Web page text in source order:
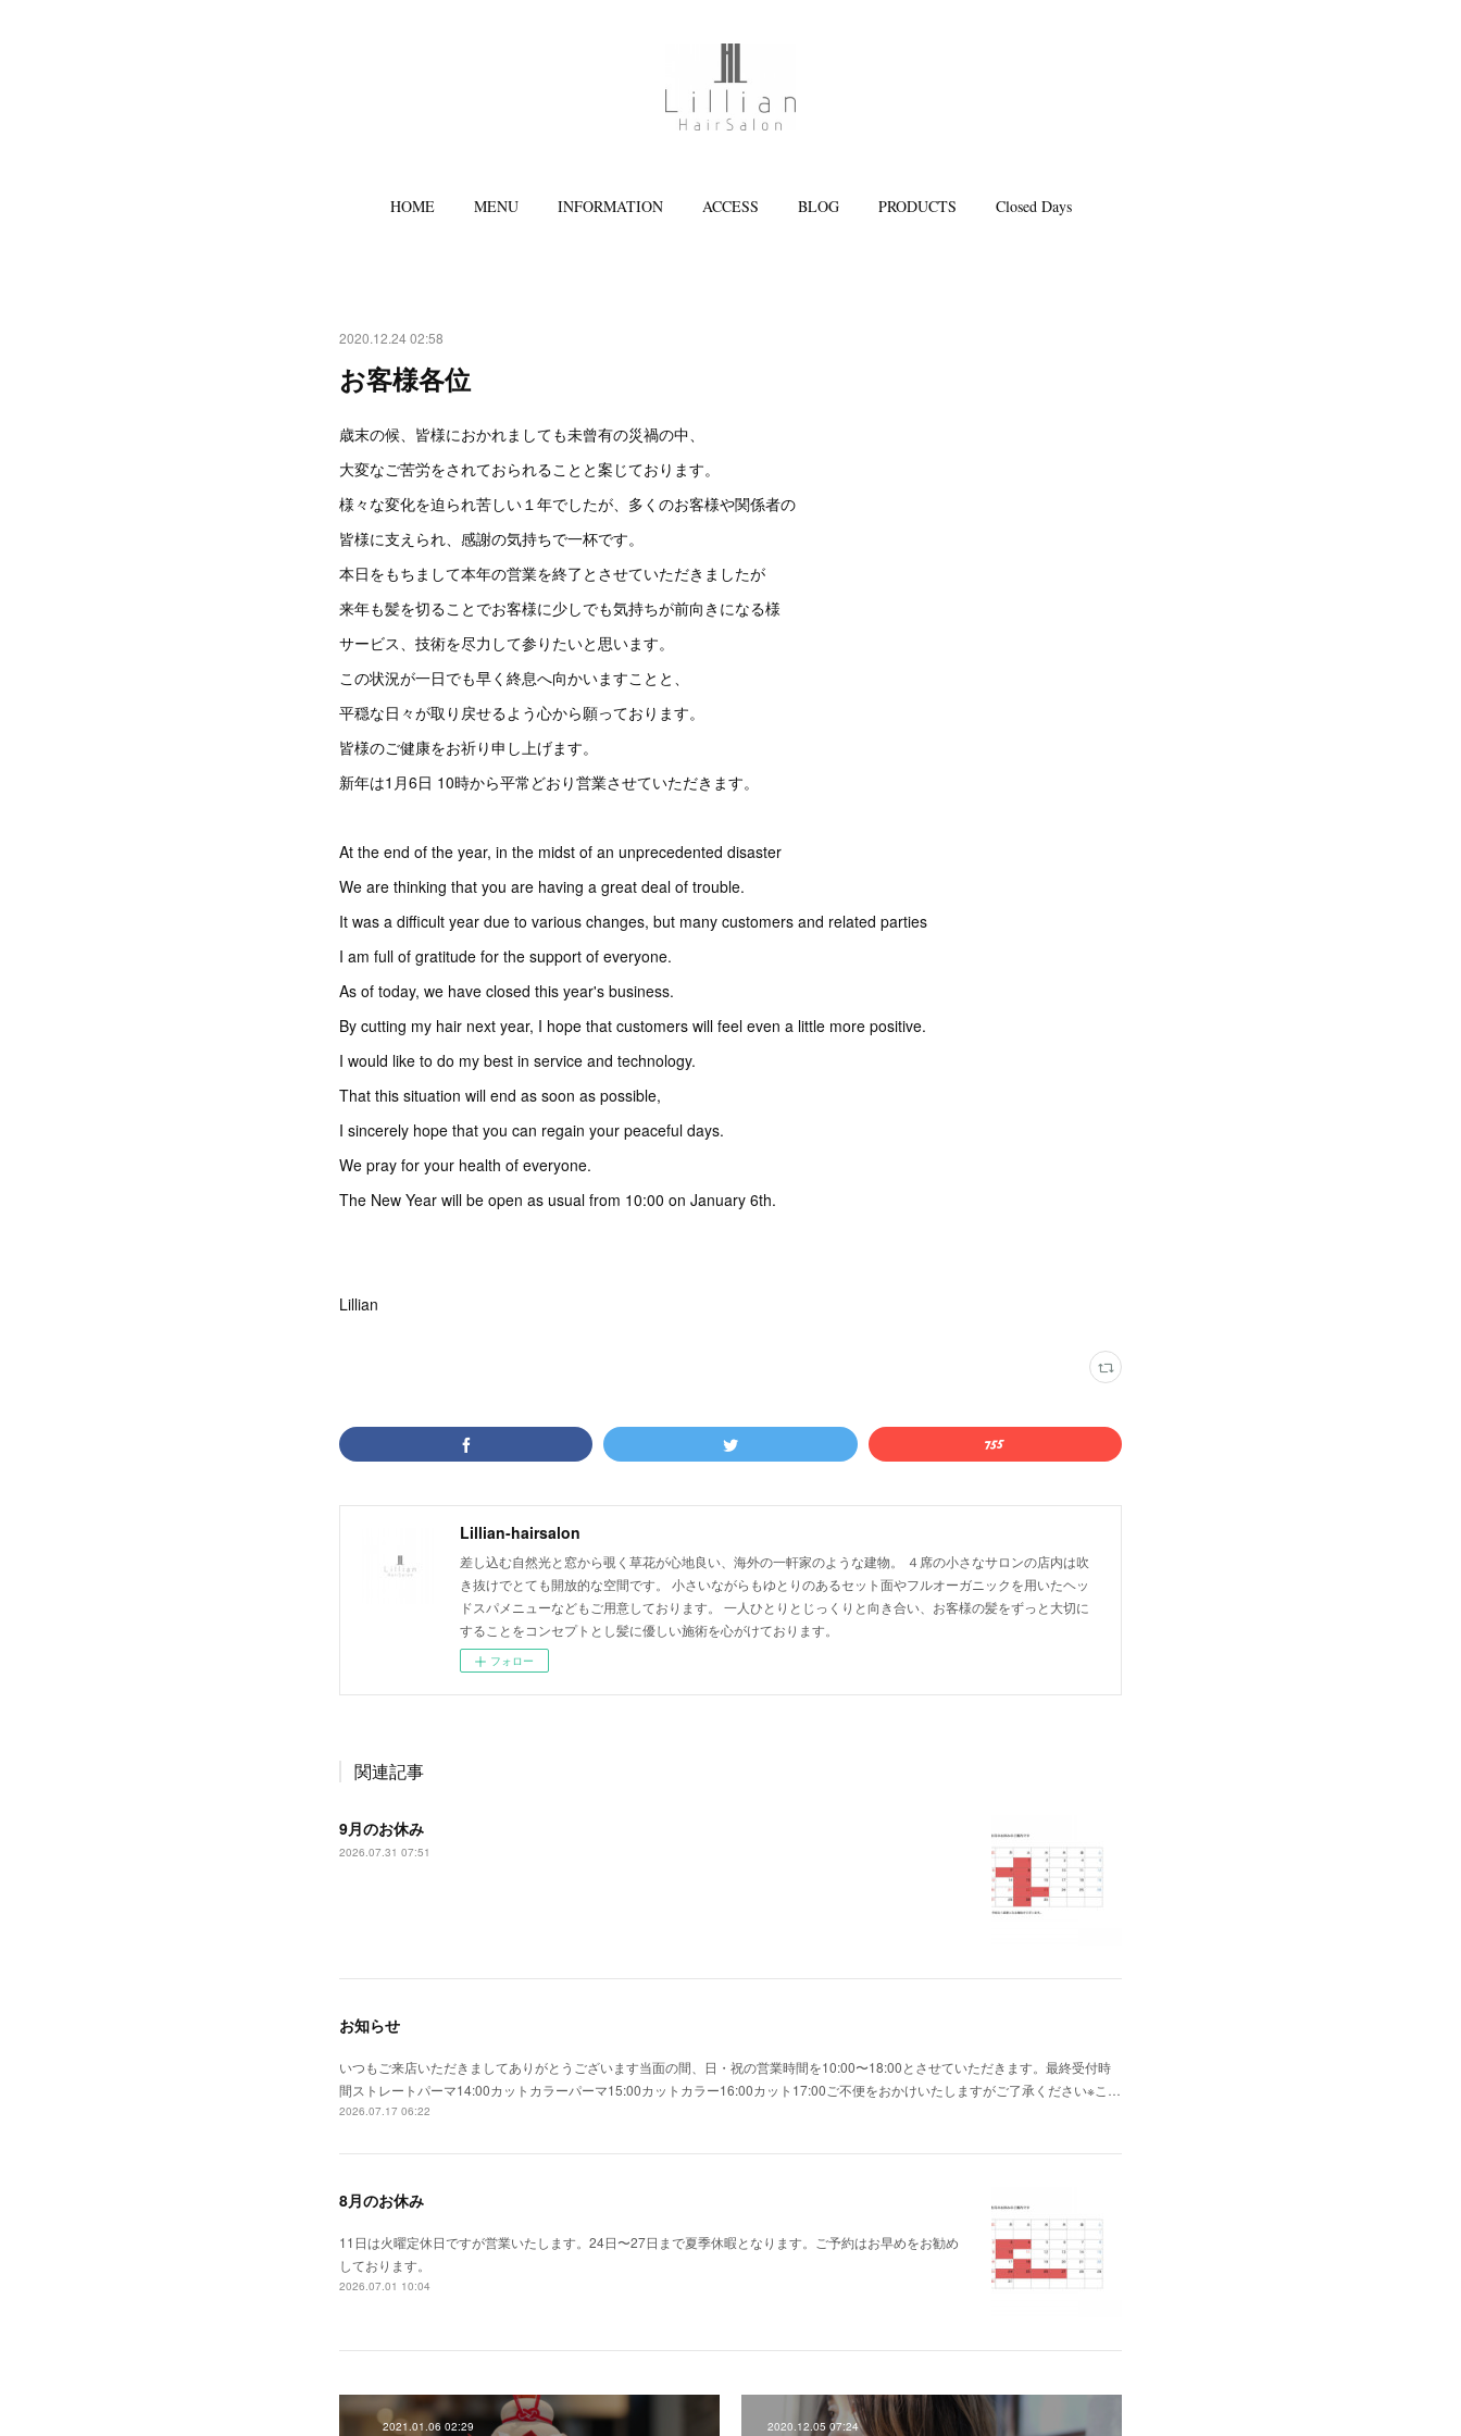
HOME MENU INFORMATION ACCESS BLOG PRODUCTS Closed Days
2020.12.24 02:58
お客様各位
歳末の候、皆様におかれましても未曾有の災禍の中、
大変なご苦労をされておられることと案じております。
様々な変化を迫られ苦しい１年でしたが、多くのお客様や関係者の
皆様に支えられ、感謝の気持ちで一杯です。
本日をもちまして本年の営業を終了とさせていただきましたが
来年も髪を切ることでお客様に少しでも気持ちが前向きになる様
サービス、技術を尽力して参りたいと思います。
この状況が一日でも早く終息へ向かいますことと、
平穏な日々が取り戻せるよう心から願っております。
皆様のご健康をお祈り申し上げます。
新年は1月6日 10時から平常どおり営業させていただきます。
At the end of the year, in the midst of an unprecedented disaster
We are thinking that you are having a great deal of trouble.
It was a difficult year due to various changes, but many customers and related parties
I am full of gratitude for the support of everyone.
As of today, we have closed this year's business.
By cutting my hair next year, I hope that customers will feel even a little more positive.
I would like to do my best in service and technology.
That this situation will end as soon as possible,
I sincerely hope that you can regain your peaceful days.
We pray for your health of everyone.
The New Year will be open as usual from 10:00 on January 6th.
Lillian
Lillian-hairsalon
差し込む自然光と窓から覗く草花が心地良い、海外の一軒家のような建物。 ４席の小さなサロンの店内は吹
き抜けでとても開放的な空間です。 小さいながらもゆとりのあるセット面やフルオーガニックを用いたヘッ
ドスパメニューなどもご用意しております。 一人ひとりとじっくりと向き合い、お客様の髪をずっと大切に
することをコンセプトとし髪に優しい施術を心がけております。
フォロー
関連記事
9月のお休み
2026.07.31 07:51
お知らせ
いつもご来店いただきましてありがとうございます当面の間、日・祝の営業時間を10:00〜18:00とさせていただきます。最終受付時
間ストレートパーマ14:00カットカラーパーマ15:00カットカラー16:00カット17:00ご不便をおかけいたしますがご了承ください※こ…
2026.07.17 06:22
8月のお休み
11日は火曜定休日ですが営業いたします。24日〜27日まで夏季休暇となります。ご予約はお早めをお勧め
しております。
2026.07.01 10:04
2021.01.06 02:29 2020.12.05 07:24